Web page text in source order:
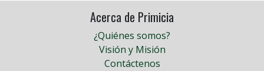
Acerca de Primicia
¿Quiénes somos?
Visión y Misión
Contáctenos